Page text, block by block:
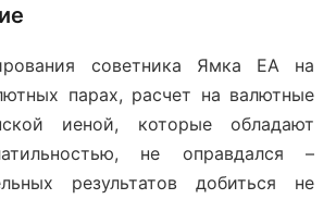
советника Ямка ЕА на
парах, расчет на валютные
иеной, которые обладают
не оправдался –
результатов добиться не